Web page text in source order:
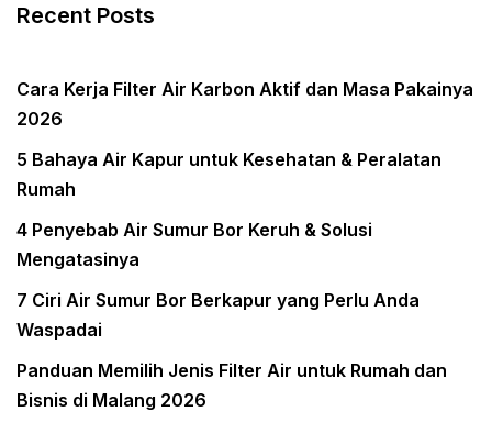
Recent Posts
Cara Kerja Filter Air Karbon Aktif dan Masa Pakainya
2026
5 Bahaya Air Kapur untuk Kesehatan & Peralatan
Rumah
4 Penyebab Air Sumur Bor Keruh & Solusi
Mengatasinya
7 Ciri Air Sumur Bor Berkapur yang Perlu Anda
Waspadai
Panduan Memilih Jenis Filter Air untuk Rumah dan
Bisnis di Malang 2026